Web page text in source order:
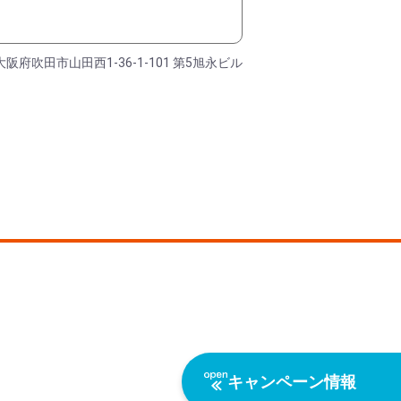
キャンペーン情報
阪府吹田市山田西1-36-1-101 第5旭永ビル